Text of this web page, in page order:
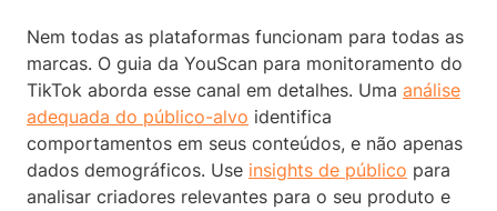
Nem todas as plataformas funcionam para todas as
marcas. O guia da YouScan para monitoramento do
TikTok aborda esse canal em detalhes. Uma análise
adequada do público-alvo identifica
comportamentos em seus conteúdos, e não apenas
dados demográficos. Use insights de público para
analisar criadores relevantes para o seu produto e